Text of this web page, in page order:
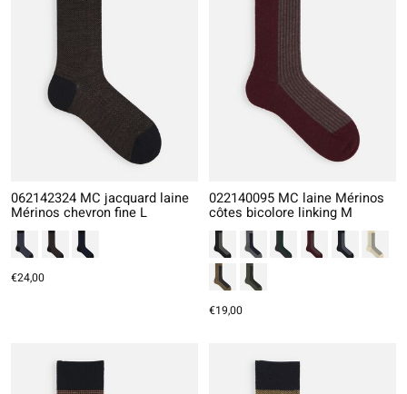
062142324 MC jacquard laine
Mérinos chevron fine L
€24,00
022140095 MC laine Mérinos
côtes bicolore linking M
€19,00